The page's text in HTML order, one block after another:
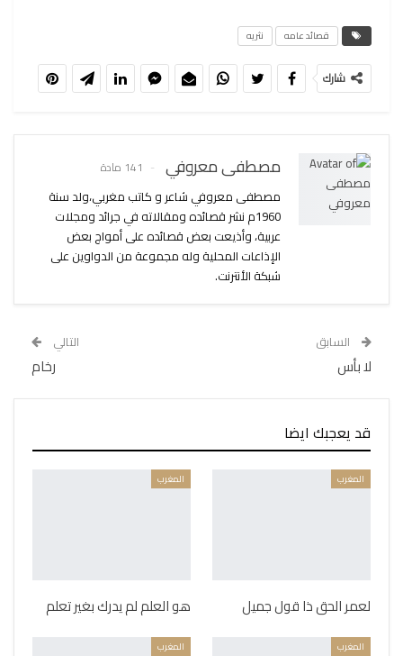
قصائد عامه نثريه
شارك
مصطفى معروفي 141 مادة
مصطفى معروفي شاعر و كاتب مغربي،ولد سنة
1960م نشر قصائده ومقالاته في جرائد ومجلات
عربية، وأذيعت بعض قصائده على أمواج بعض
الإذاعات المحلية وله مجموعة من الدواوين على
شبكة الأنترنت.
السابق
لا بأس
التالي
رخام
قد يعجبك ايضا
المغرب
لعمر الحق ذا قول جميل
المغرب
هو العلم لم يدرك بغير تعلم
المغرب المغرب